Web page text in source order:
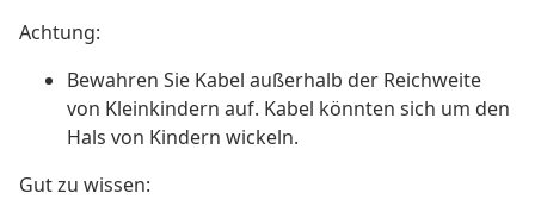
Achtung:
Bewahren Sie Kabel außerhalb der Reichweite
von Kleinkindern auf. Kabel könnten sich um den
Hals von Kindern wickeln.
Gut zu wissen: